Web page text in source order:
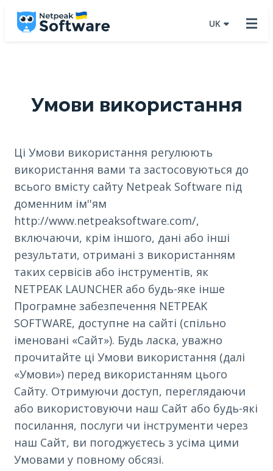
UK
Умови використання
Ці Умови використання регулюють
використання вами та застосовуються до
всього вмісту сайту Netpeak Software під
доменним ім''ям
http://www.netpeaksoftware.com/,
включаючи, крім іншого, дані або інші
результати, отримані з використанням
таких сервісів або інструментів, як
NETPEAK LAUNCHER або будь-яке інше
Програмне забезпечення NETPEAK
SOFTWARE, доступне на сайті (спільно
іменовані «Сайт»). Будь ласка, уважно
прочитайте ці Умови використання (далі
«Умови») перед використанням цього
Сайту. Отримуючи доступ, переглядаючи
або використовуючи наш Сайт або будь-які
посилання, послуги чи інструменти через
наш Сайт, ви погоджуєтесь з усіма цими
Умовами у повному обсязі.